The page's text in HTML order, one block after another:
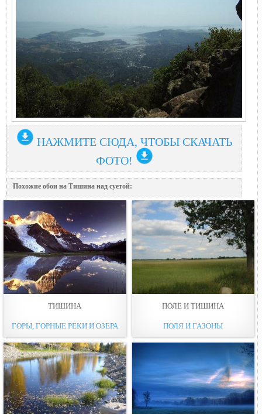
НАЖМИТЕ СЮДА, ЧТОБЫ СКАЧАТЬ
ФОТО!
Похожие обои на Тишина над суетой:
ТИШИНА
ГОРЫ, ГОРНЫЕ РЕКИ И ОЗЕРА
ПОЛЕ И ТИШИНА
ПОЛЯ И ГАЗОНЫ